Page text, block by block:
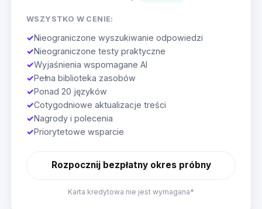
WSZYSTKO W CENIE:
✓Nieograniczone wyszukiwanie odpowiedzi
✓Nieograniczone testy praktyczne
✓Wyjaśnienia wspomagane AI
✓Pełna biblioteka zasobów
✓Ponad 20 języków
✓Cotygodniowe aktualizacje treści
✓Nagrody i polecenia
✓Priorytetowe wsparcie
Rozpocznij bezpłatny okres próbny
Karta kredytowa nie jest wymagana*